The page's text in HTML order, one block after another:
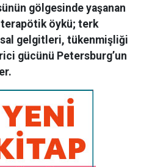
gölgesinde yaşanan
terapötik öykü; terk
gelgitleri, tükenmişliği
gücünü Petersburg’un